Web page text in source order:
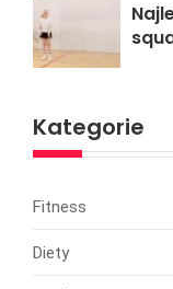
Kategorie
Fitness
Diety